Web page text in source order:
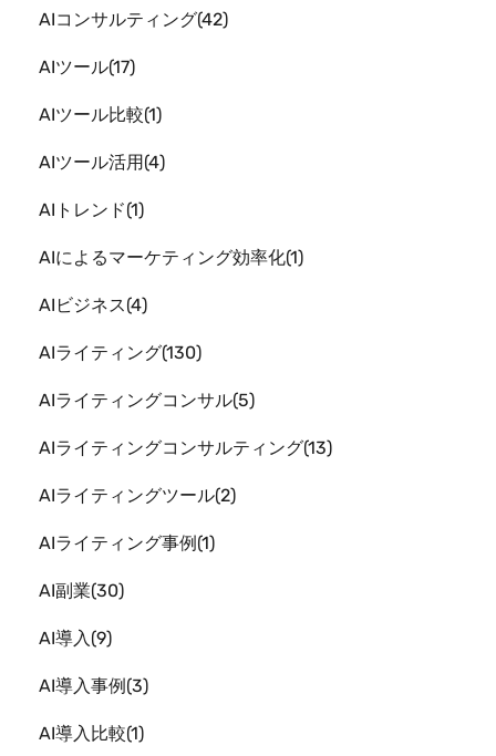
AIコンサルティング 42
AIツール 17
AIツール比較 1
AIツール活用 4
AIトレンド 1
AIによるマーケティング効率化 1
AIビジネス 4
AIライティング 130
AIライティングコンサル 5
AIライティングコンサルティング 13
AIライティングツール 2
AIライティング事例 1
AI副業 30
AI導入 9
AI導入事例 3
AI導入比較 1